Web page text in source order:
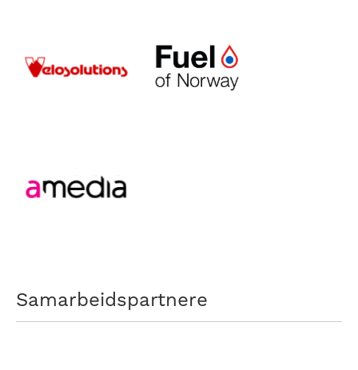
Samarbeidspartnere